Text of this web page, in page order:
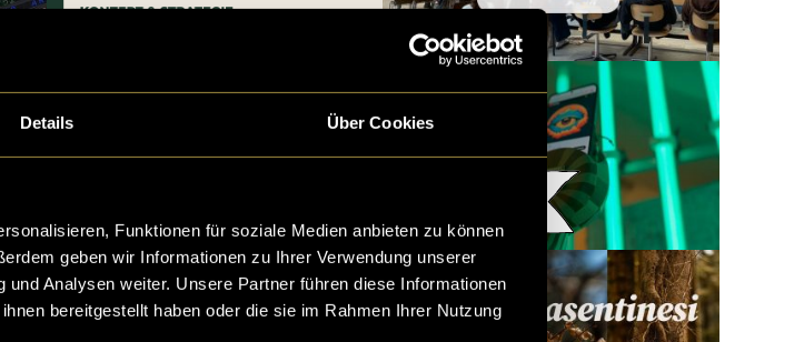
Details Über Cookies
Funktionen für soziale Medien anbieten zu können
geben wir Informationen zu Ihrer Verwendung unserer
Analysen weiter. Unsere Partner führen diese Informationen
bereitgestellt haben oder die sie im Rahmen Ihrer Nutzung